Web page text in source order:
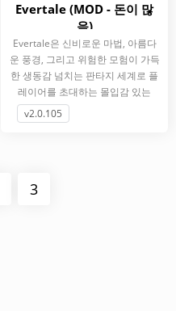
Evertale (MOD - 돈이 많
음)
Evertale은 신비로운 마법, 아름다
운 풍경, 그리고 위험한 모험이 가득
한 생동감 넘치는 판타지 세계로 플
레이어를 초대하는 몰입감 있는
RPG입니다. ZigZaGame
v2.0.105
3